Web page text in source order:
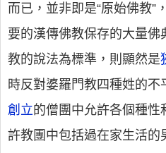
而已，並非即是“原始佛教”
要的漢傳佛教保存的大量佛
教的說法為標準，則顯然是
時反對婆羅門教四種姓的
創立的僧團中允許各個種
許教團中包括過在家生活的